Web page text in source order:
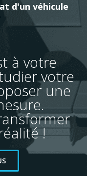
d'un véhicule
à votre
votre
une
!